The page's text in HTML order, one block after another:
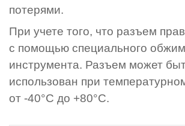
потерями.
При учете того, что разъем
с помощью специального
инструмента. Разъем может
использован при
от -40°С до +80°С.